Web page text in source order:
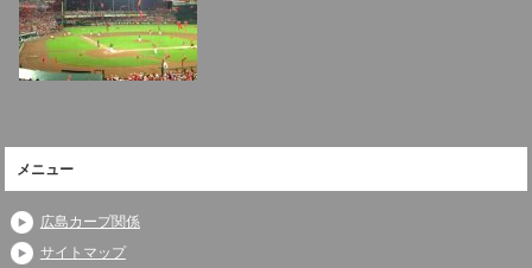
メニュー
広島カープ関係
サイトマップ